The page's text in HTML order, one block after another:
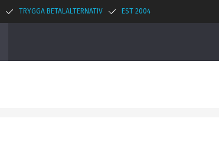
TRYGGA BETALALTERNATIV EST 2004